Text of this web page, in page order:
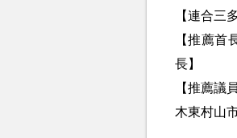
【連合三
【推薦
長】
【推薦
木東村山